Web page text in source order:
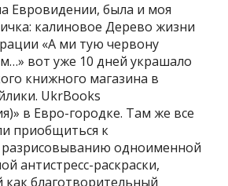
Евровидении, была и моя
калиновое Дерево жизни
«А ми тую червону
вот уже 10 дней украшало
книжного магазина в
UkrBooks
в Евро-городке. Там же все
приобщиться к
одноименной
антистресс-раскраски,
благотворительный